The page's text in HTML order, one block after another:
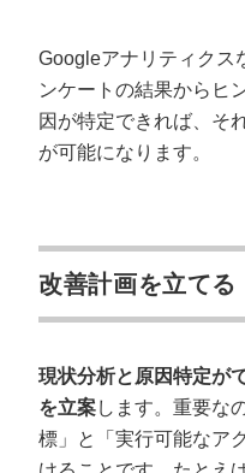
Googleアナリティクス
ンケートの結果からヒ
因が特定できれば、そ
が可能になります。
改善計画を立てる
現状分析と原因特定が
を立案します。重要な
標」と「実行可能なア